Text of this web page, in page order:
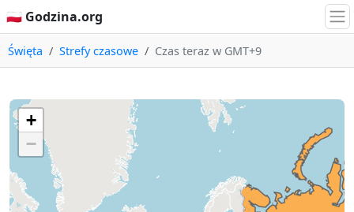
🇵🇱 Godzina.org
Święta Strefy czasowe Czas teraz w GMT+9
+
−